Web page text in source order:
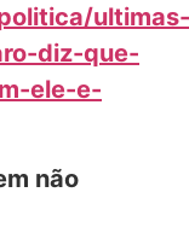
ultimas-
diz-que-
ele-e-
não